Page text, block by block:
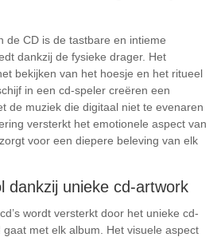
de CD is de tastbare en intieme
dankzij de fysieke drager. Het
bekijken van het hoesje en het ritueel
in een cd-speler creëren een
de muziek die digitaal niet te evenaren
versterkt het emotionele aspect van
voor een diepere beleving van elk
dankzij unieke cd-artwork
wordt versterkt door het unieke cd-
met elk album. Het visuele aspect